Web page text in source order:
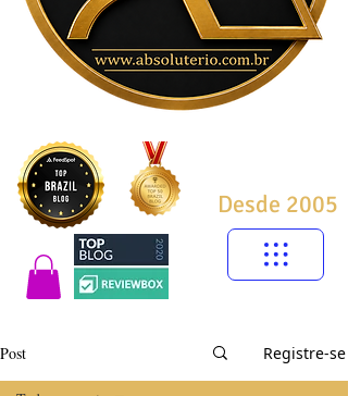
Desde 2005
Post Registre-se